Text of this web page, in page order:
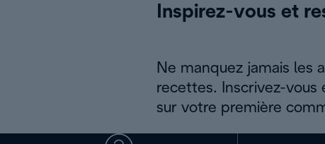
Inspirez-vous et
Ne manquez jamais les
recettes. Inscrivez-vous
sur votre première